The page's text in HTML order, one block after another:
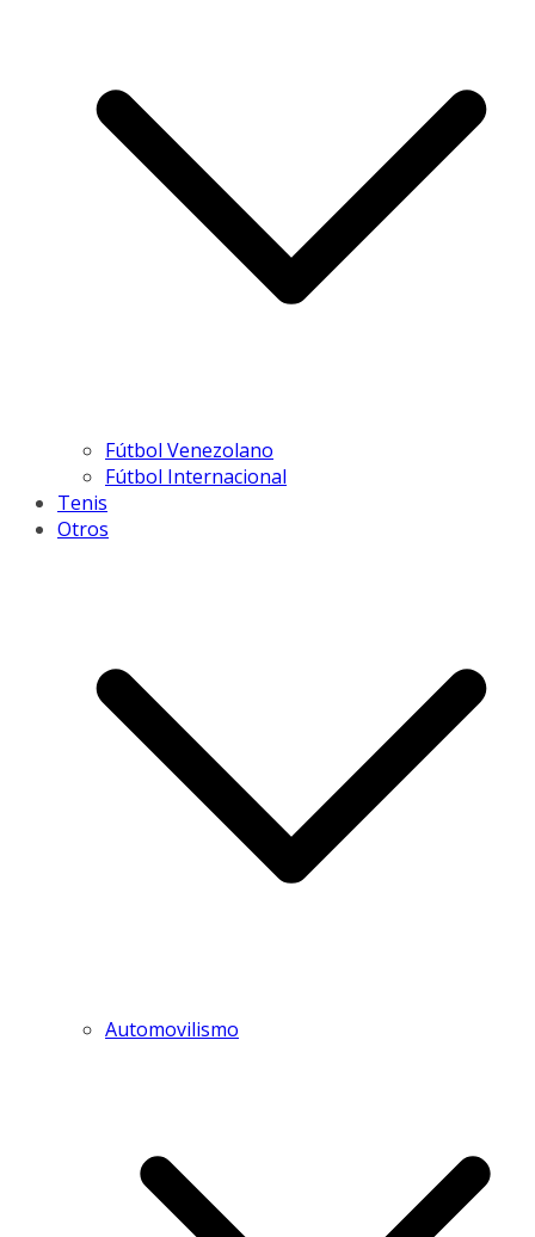
Fútbol Venezolano
Fútbol Internacional
Tenis
Otros
Automovilismo